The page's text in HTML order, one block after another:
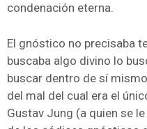
condenación eterna.
El gnóstico no precisaba
buscaba algo divino lo
buscar dentro de sí
del mal del cual era el
Gustav Jung (a quien se